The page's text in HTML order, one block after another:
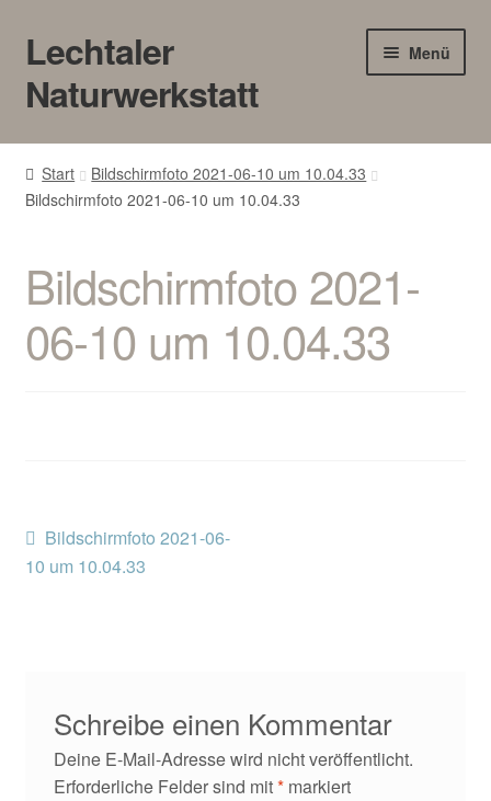
Zur
Navigation
springen
Zum
Inhalt
springen
Lechtaler
Naturwerkstatt
Menü
HOME
BLOG
Start
Bildschirmfoto 2021-06-10 um 10.04.33
Bildschirmfoto 2021-06-10 um 10.04.33
Bildschirmfoto 2021-
06-10 um 10.04.33
Beitragsnavigation
Vorheriger
Beitrag:
Bildschirmfoto 2021-06-
10 um 10.04.33
Schreibe einen Kommentar
Deine E-Mail-Adresse wird nicht veröffentlicht.
Erforderliche Felder sind mit*markiert